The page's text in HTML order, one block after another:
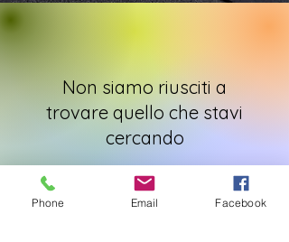
Non siamo riusciti a
trovare quello che stavi
cercando
Contattaci o consulta gli altri servizi
Phone Email Facebook